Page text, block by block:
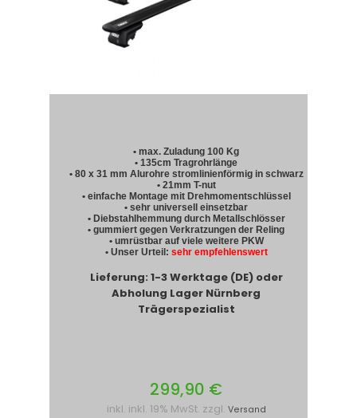
• max. Zuladung 100 Kg
• 135cm Tragrohrlänge
• 80 x 31 mm Alurohre stromlinienförmig in schwarz
• 21mm T-nut
• einfache Montage mit Drehmomentschlüssel
• sehr universell einsetzbar
• Diebstahlhemmung durch Metallschlösser
• gummiert gegen Verkratzungen der Reling
• umrüstbar auf viele weitere PKW
• Unser Urteil: sehr empfehlenswert
Lieferung: 1-3 Werktage (DE) oder
Abholung Lager Nürnberg
Trägerspezialist
299,90 €
inkl. inkl. 19% MwSt. zzgl. Versand